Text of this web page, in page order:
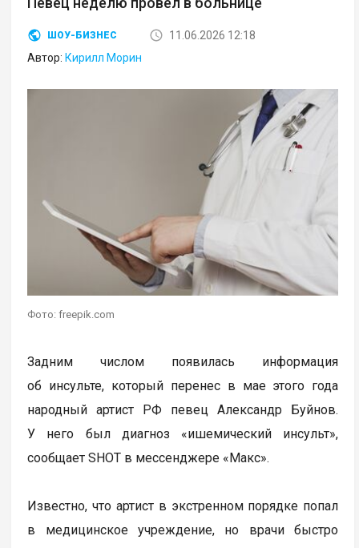
ШОУ-БИЗНЕС
11.06.2026 12:18
Автор: Кирилл Морин
Фото: freepik.com
Задним числом появилась информация
об инсульте, который перенес в мае этого года
народный артист РФ певец Александр Буйнов.
У него был диагноз «ишемический инсульт»,
сообщает SHOT в мессенджере «Макс».
Известно, что артист в экстренном порядке попал
в медицинское учреждение, но врачи быстро